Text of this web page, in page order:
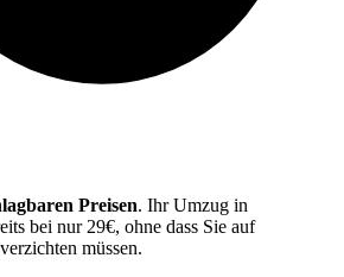
Preisen. Ihr Umzug in
bei nur 29€, ohne dass Sie auf
müssen.